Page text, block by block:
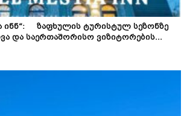
ინნ“: ზაფხულის ტურისტულ სეზონზე
და საერთაშორისო ვიზიტორების...